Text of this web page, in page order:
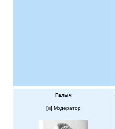
Палыч
[ ] Модератор